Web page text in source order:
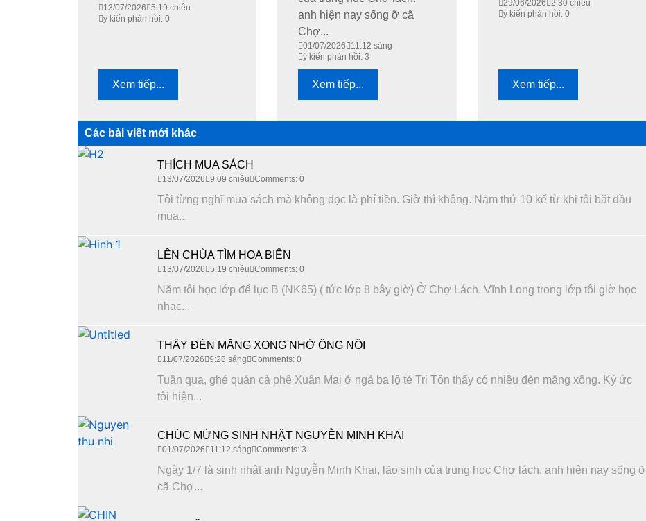
13/07/2026 5:19 chiều
ý kiến phản hồi: 0
Xem tiếp...
anh hiện nay sống ỡ cã
Chợ...
01/07/2026
11:12 sáng
ý kiến phản hồi: 3
Xem tiếp...
29/06/2026 2:30 chiều
ý kiến phản hồi: 0
Xem tiếp...
Các bài viết mới khác
THÍCH MUA SÁCH
13/07/2026 9:09 chiều Comments: 0
Tôi từng nghĩ mua sách mà không đọc là phí tiền. Giờ thì không. Năm thứ 10 kể từ khi tôi bắt đầu
mua...
LÊN CHÙA TÌM HOA BIỂN
13/07/2026 5:19 chiều Comments: 0
Năm tôi học lớp để lục B (NK65) ( tức lớp 8 bây giờ) Ở Chợ Lách, Vĩnh Long trong lớp tôi giờ học
nhạc...
THẤY ĐÈN MĂNG XONG NHỚ ÔNG NỘI
11/07/2026 9:28 sáng Comments: 0
Tuần qua, ghé quán cà phê Xuân Mai ở ngả ba lộ tẻ Tri Tôn thấy có nhiều đèn măng xông. Ký ức
tôi hiện...
CHÚC MỪNG SINH NHẬT NGUYỄN MINH KHAI
01/07/2026 11:12 sáng Comments: 3
Ngày 1/7 là sinh nhật anh Nguyễn Minh Khai, lão sinh của trung hoc Chợ lách. anh hiện nay sống ỡ
cã Chợ...